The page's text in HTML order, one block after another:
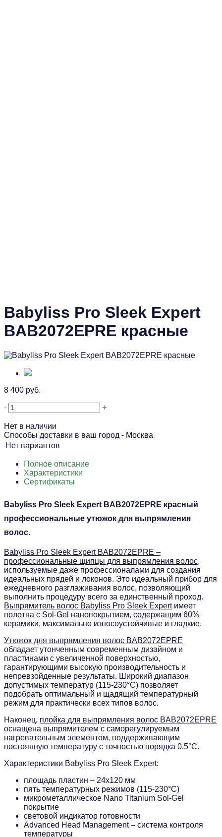
Babyliss Pro Sleek Expert
BAB2072EPRE красные
8 400 руб.
- +
Нет в наличии
Способы доставки в ваш город - Москва
Нет вариантов
Полное описание
Характеристики
Сертификаты
Babyliss Pro Sleek Expert BAB2072EPRE красный
профессиональные утюжок для выпрямления
волос.
Babyliss Pro Sleek Expert BAB2072EPRE –
профессиональные щипцы для выпрямления волос,
используемые даже профессионалами для создания
идеальных прядей и локонов. Это идеальный прибор для
ежедневного разглаживания волос, позволяющий
выполнить процедуру всего за единственный проход.
Выпрямитель волос Babyliss Pro Sleek Expertимеет
полотна с Sol-Gel нанопокрытием, содержащим 60%
керамики, максимально износоустойчивые и гладкие.
Утюжок для выпрямления волос BAB2072EPRE
обладает утонченным современным дизайном и
пластинами с увеличенной поверхностью,
гарантирующими высокую производительность и
непревзойденные результаты. Широкий диапазон
допустимых температур (115-230°С) позволяет
подобрать оптимальный и щадящий температурный
режим для практически всех типов волос.
Наконец, плойка для выпрямления волос BAB2072EPRE
оснащена выпрямителем с саморегулируемым
нагревательным элементом, поддерживающим
постоянную температуру с точностью порядка 0.5°С.
Характеристики Babyliss Pro Sleek Expert:
площадь пластин – 24х120 мм
пять температурных режимов (115-230°С)
микрометаллическое Nano Titanium Sol-Gel
покрытие
световой индикатор готовности
Advanced Head Management – система контроля
температуры